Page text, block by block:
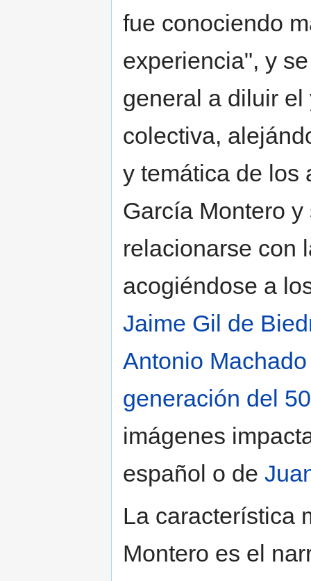
fue conociendo
experiencia", y
general a diluir
colectiva,
y temática de los
García Montero
relacionarse con
acogiéndose a
Jaime Gil de
Antonio Machado
generación del 50
imágenes
español o de
La característica
Montero es el